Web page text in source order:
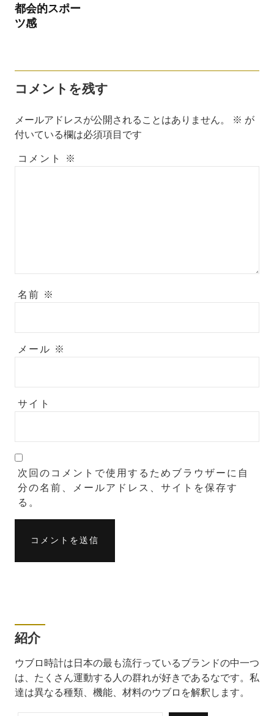
都会的スポー
ツ感
コメントを残す
メールアドレスが公開されることはありません。 ※ が
付いている欄は必須項目です
コメント ※
名前 ※
メール ※
サイト
次回のコメントで使用するためブラウザーに自
分の名前、メールアドレス、サイトを保存す
る。
紹介
ウブロ時計は日本の最も流行っているブランドの中一つ
は、たくさん運動する人の群れが好きであるなです。私
達は異なる種類、機能、材料のウブロを解釈します。